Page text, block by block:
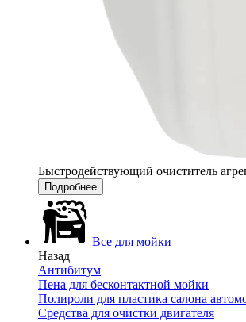
Быстродействующий очиститель
Подробнее
Все для мойки
Назад
Антибитум
Пена для бесконтактной мойки
Полироли для пластика салона
Средства для очистки двигателя